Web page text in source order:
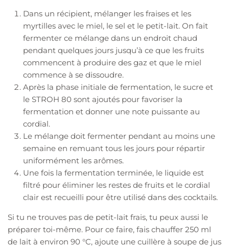
Dans un récipient, mélanger les fraises et les
myrtilles avec le miel, le sel et le petit-lait. On fait
fermenter ce mélange dans un endroit chaud
pendant quelques jours jusqu’à ce que les fruits
commencent à produire des gaz et que le miel
commence à se dissoudre.
Après la phase initiale de fermentation, le sucre et
le STROH 80 sont ajoutés pour favoriser la
fermentation et donner une note puissante au
cordial.
Le mélange doit fermenter pendant au moins une
semaine en remuant tous les jours pour répartir
uniformément les arômes.
Une fois la fermentation terminée, le liquide est
filtré pour éliminer les restes de fruits et le cordial
clair est recueilli pour être utilisé dans des cocktails.
Si tu ne trouves pas de petit-lait frais, tu peux aussi le
préparer toi-même. Pour ce faire, fais chauffer 250 ml
de lait à environ 90 °C, ajoute une cuillère à soupe de jus